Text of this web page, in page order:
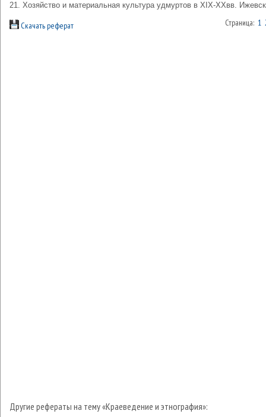
21. Хозяйство и материальная культура удмуртов в XIX-XXвв.
Скачать реферат Страница: 1
Другие рефераты на тему «Краеведение и этнография»: